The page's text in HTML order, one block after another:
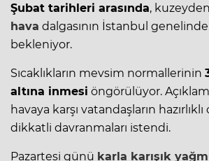
Şubat tarihleri arasında,
hava dalgasının İstanbul
bekleniyor.
Sıcaklıkların mevsim normallerinin
altına inmesi öngörülüyor.
havaya karşı vatandaşların hazırlıklı
dikkatli davranmaları istendi.
Pazartesi günü karla karışık